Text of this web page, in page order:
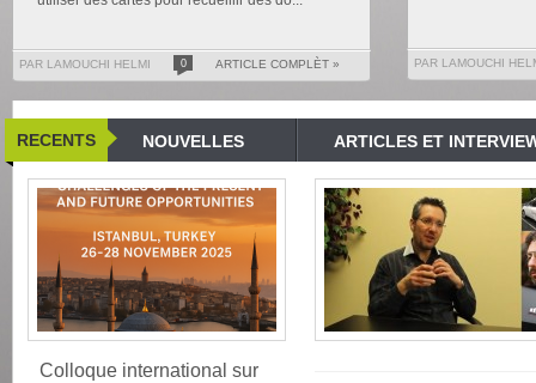
PAR LAMOUCHI HELMI 0 ARTICLE COMPLÈT » PAR LAMOUCHI
RECENTS NOUVELLES ARTICLES ET
Colloque international sur